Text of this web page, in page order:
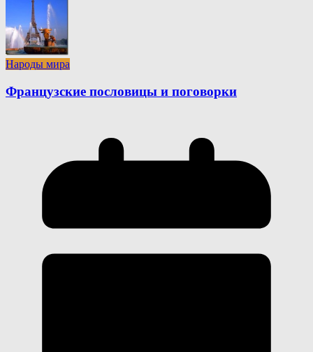
Народы мира
Французские пословицы и поговорки